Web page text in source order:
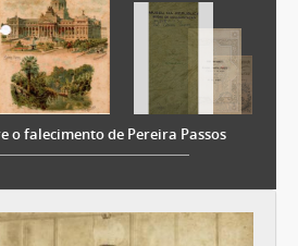
o falecimento de Pereira Passos